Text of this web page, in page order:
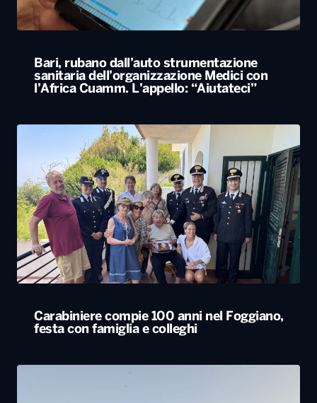
Bari, rubano dall’auto strumentazione
sanitaria dell’organizzazione Medici con
l’Africa Cuamm. L’appello: “Aiutateci”
Carabiniere compie 100 anni nel Foggiano,
festa con famiglia e colleghi